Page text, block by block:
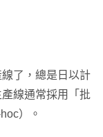
了，總是日以計
線通常採用「批
）。